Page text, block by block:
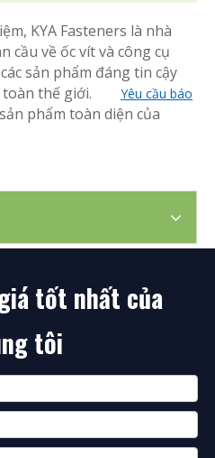
KYA Fasteners là nhà
cầu về ốc vít và công cụ
sản phẩm đáng tin cậy
toàn thế giới. Yêu cầu báo
phẩm toàn diện của
tốt nhất của
tôi